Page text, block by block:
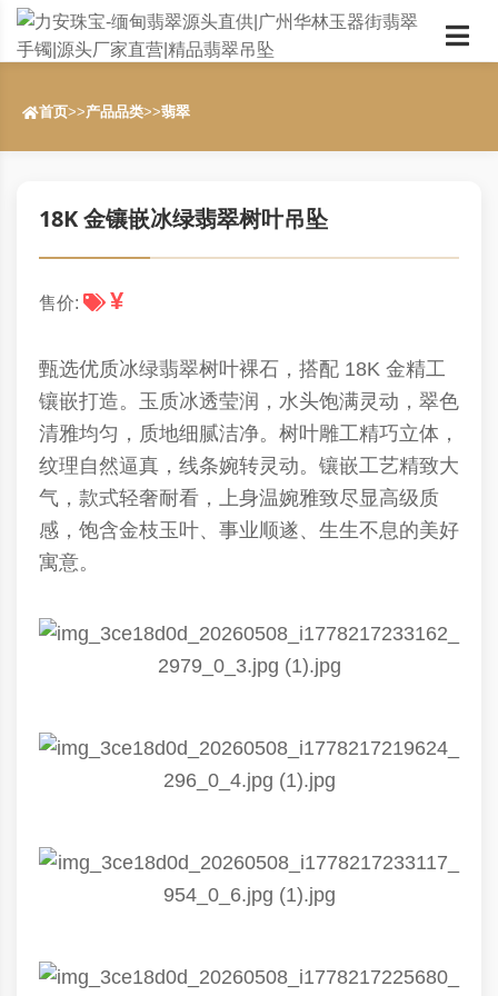
首页>>产品品类>>翡翠
18K 金镶嵌冰绿翡翠树叶吊坠
售价: ¥
甄选优质冰绿翡翠树叶裸石，搭配 18K 金精工
镶嵌打造。玉质冰透莹润，水头饱满灵动，翠色
清雅均匀，质地细腻洁净。树叶雕工精巧立体，
纹理自然逼真，线条婉转灵动。镶嵌工艺精致大
气，款式轻奢耐看，上身温婉雅致尽显高级质
感，饱含金枝玉叶、事业顺遂、生生不息的美好
寓意。